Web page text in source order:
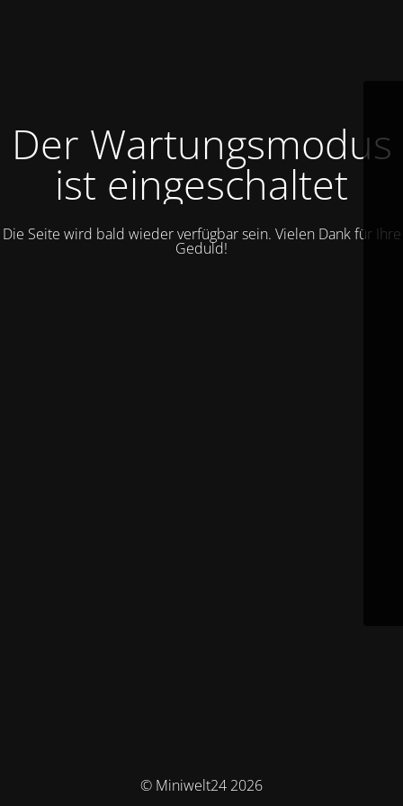
Der Wartungsmodus
ist eingeschaltet
Die Seite wird bald wieder verfügbar sein. Vielen Dank für Ihre
Geduld!
© Miniwelt24 2026